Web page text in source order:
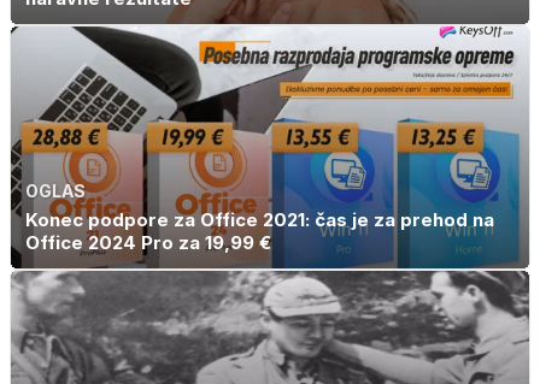
OGLAS
Konec podpore za Office 2021: čas je za prehod na
Office 2024 Pro za 19,99 €